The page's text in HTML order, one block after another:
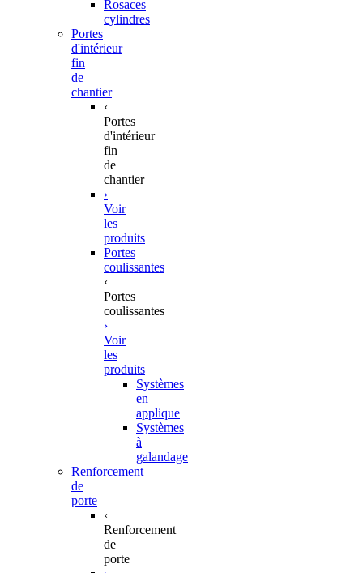
Rosaces
cylindres
Portes
d'intérieur
fin
de
chantier
‹
Portes
d'intérieur
fin
de
chantier
›
Voir
les
produits
Portes
coulissantes
‹
Portes
coulissantes
›
Voir
les
produits
Systèmes
en
applique
Systèmes
à
galandage
Renforcement
de
porte
‹
Renforcement
de
porte